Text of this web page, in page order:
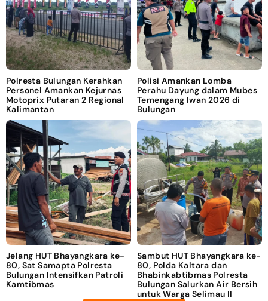
Polresta Bulungan Kerahkan
Personel Amankan Kejurnas
Motoprix Putaran 2 Regional
Kalimantan
Polisi Amankan Lomba
Perahu Dayung dalam Mubes
Temengang Iwan 2026 di
Bulungan
Jelang HUT Bhayangkara ke-
80, Sat Samapta Polresta
Bulungan Intensifkan Patroli
Kamtibmas
Sambut HUT Bhayangkara ke-
80, Polda Kaltara dan
Bhabinkabtibmas Polresta
Bulungan Salurkan Air Bersih
untuk Warga Selimau II